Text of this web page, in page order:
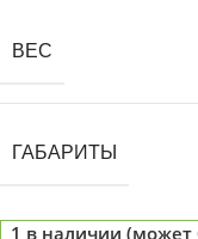
ВЕС
ГАБАРИТЫ
1 в наличии (может